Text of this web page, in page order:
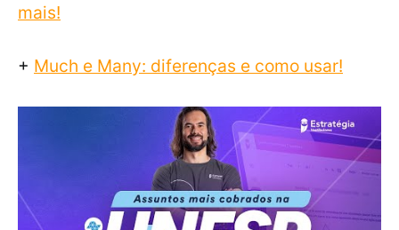
mais!
+ Much e Many: diferenças e como usar!